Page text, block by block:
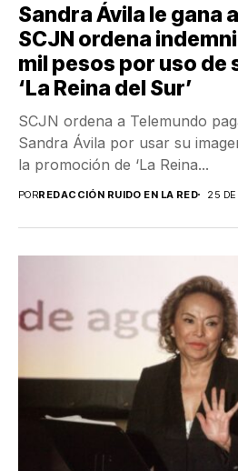
Sandra Ávila le gana
SCJN ordena
mil pesos por uso de
‘La Reina del Sur’
SCJN ordena a Telemundo
Sandra Ávila por usar su
la promoción de ‘La Reina...
PORREDACCIÓN RUIDO EN LA RED 25 DE